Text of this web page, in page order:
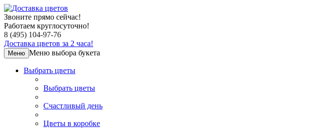
Звоните прямо сейчас!
Работаем круглосуточно!
8 (495) 104-97-76
Доставка цветов за 2 часа!
Меню Меню выбора букета
Выбрать цветы
Выбрать цветы
Счастливый день
Цветы в коробке